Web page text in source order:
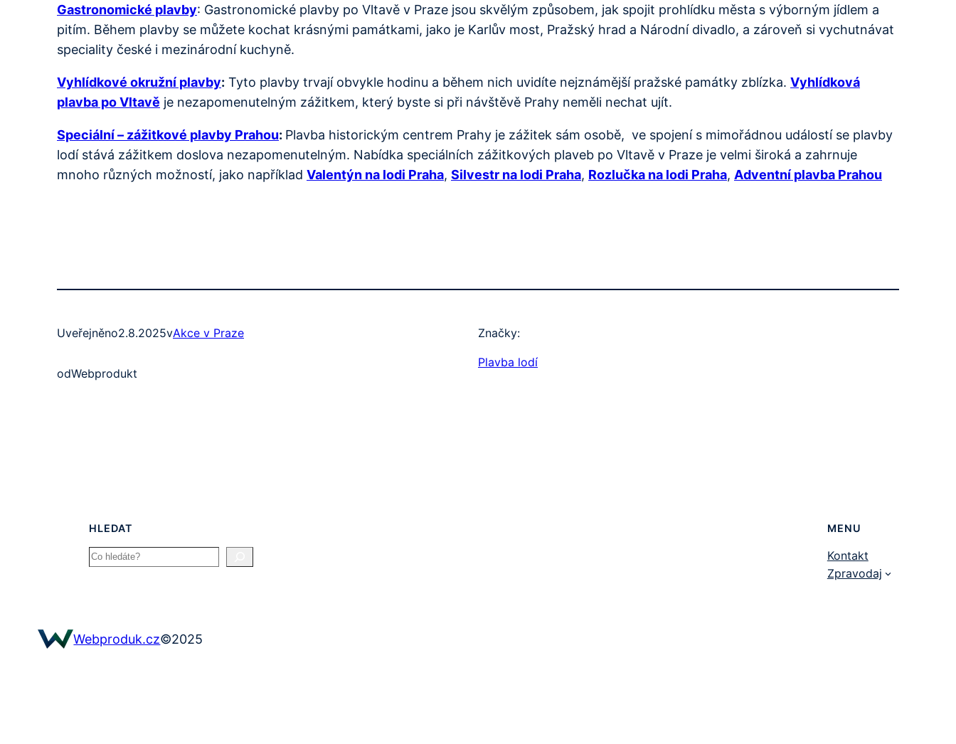
Gastronomické plavby: Gastronomické plavby po Vltavě v Praze jsou skvělým způsobem, jak spojit prohlídku města s výborným jídlem a
pitím. Během plavby se můžete kochat krásnými památkami, jako je Karlův most, Pražský hrad a Národní divadlo, a zároveň si vychutnávat
speciality české i mezinárodní kuchyně.
Vyhlídkové okružní plavby: Tyto plavby trvají obvykle hodinu a během nich uvidíte nejznámější pražské památky zblízka. Vyhlídková
plavba po Vltavě je nezapomenutelným zážitkem, který byste si při návštěvě Prahy neměli nechat ujít.
Speciální – zážitkové plavby Prahou: Plavba historickým centrem Prahy je zážitek sám osobě, ve spojení s mimořádnou událostí se plavby
lodí stává zážitkem doslova nezapomenutelným. Nabídka speciálních zážitkových plaveb po Vltavě v Praze je velmi široká a zahrnuje
mnoho různých možností, jako například Valentýn na lodi Praha, Silvestr na lodi Praha, Rozlučka na lodi Praha, Adventní plavba Prahou
Uveřejněno2.8.2025vAkce v Praze
odWebprodukt
Značky:
Plavba lodí
HLEDAT
Search
MENU
Kontakt
Zpravodaj
Webproduk.cz©2025